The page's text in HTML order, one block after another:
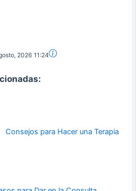
2026 11:24
Consejos para Hacer una Terapia